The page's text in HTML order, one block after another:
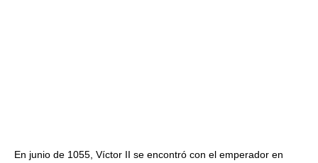
En junio de 1055, Víctor II se encontró con el emperador en